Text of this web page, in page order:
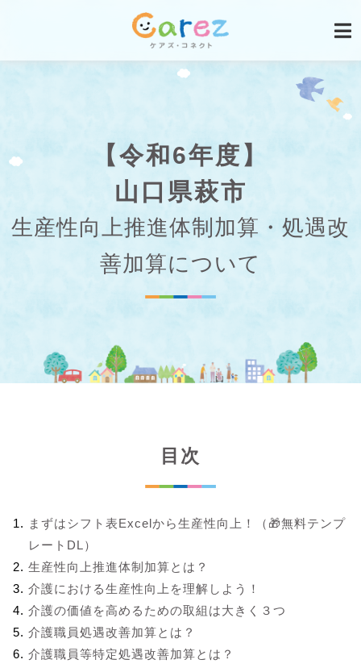
【令和6年度】
山口県萩市
生産性向上推進体制加算・処遇改
善加算について
目次
まずはシフト表Excelから生産性向上！（🎁無料テンプ
レートDL）
生産性向上推進体制加算とは？
介護における生産性向上を理解しよう！
介護の価値を高めるための取組は大きく３つ
介護職員処遇改善加算とは？
介護職員等特定処遇改善加算とは？